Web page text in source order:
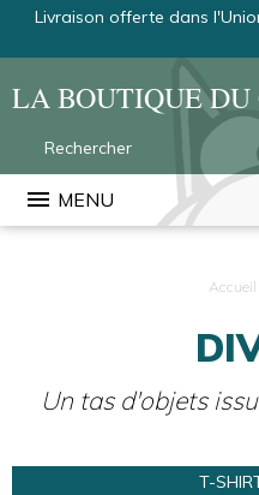
Livraison offerte dans
LA BOUTIQUE DU
menu MENU
Accueil
Un tas d'objets
T-